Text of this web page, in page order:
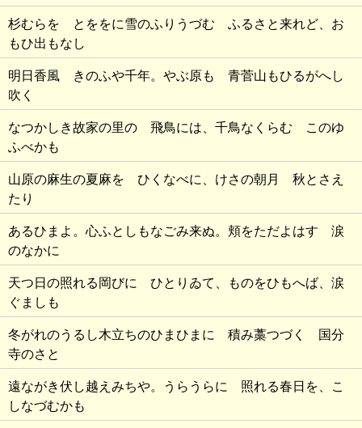
杉むらを とををに雪のふりうづむ ふるさと来れど、お
もひ出もなし
明日香風 きのふや千年。やぶ原も 青菅山もひるがへし
吹く
なつかしき故家の里の 飛鳥には、千鳥なくらむ このゆ
ふべかも
山原の麻生の夏麻を ひくなべに、けさの朝月 秋とさえ
たり
あるひまよ。心ふとしもなごみ来ぬ。頬をただよはす 涙
のなかに
天つ日の照れる岡びに ひとりゐて、ものをひもへば、涙
ぐましも
冬がれのうるし木立ちのひまひまに 積み藁つづく 国分
寺のさと
遠ながき伏し越えみちや。うらうらに 照れる春日を、こ
しなづむかも